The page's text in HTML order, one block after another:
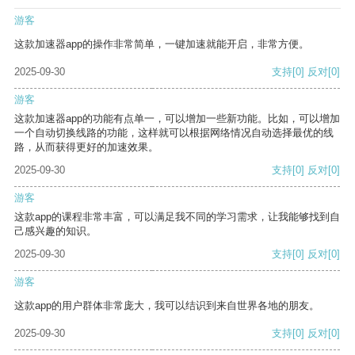
游客
这款加速器app的操作非常简单，一键加速就能开启，非常方便。
2025-09-30 支持[0] 反对[0]
游客
这款加速器app的功能有点单一，可以增加一些新功能。比如，可以增加
一个自动切换线路的功能，这样就可以根据网络情况自动选择最优的线
路，从而获得更好的加速效果。
2025-09-30
支持[0] 反对[0]
游客
这款app的课程非常丰富，可以满足我不同的学习需求，让我能够找到自
己感兴趣的知识。
2025-09-30
支持[0] 反对[0]
游客
这款app的用户群体非常庞大，我可以结识到来自世界各地的朋友。
2025-09-30 支持[0] 反对[0]